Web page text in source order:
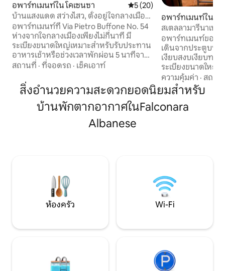
อพาร์ทเมนท์ใน โคเซนซา คะแนนเฉลี่ย 5 จาก 5, 20 รีวิว
5 (20)
บ้านแสงแดด สว่างไสว, ตั้งอยู่ใจกลางเมือง,
ของคุณ
อพาร์ทเมนท์ที่ Via Pietro Buffone No. 54
ห่างจากใจกลางเมืองเพียงไม่กี่นาที มี
ระเบียงขนาดใหญ่เหมาะสำหรับรับประทาน
อาหารเช้าหรือช่วงเวลาพักผ่อน 5 นาทีจาก
เทศบาลเมืองโคเซนซาและ 300 เมตรจาก
สะพานคาลาตราวา มีที่จอดรถส่วนตัวและ
ฟรีในอาคาร (ที่จอดรถพร้อมที่กั้นและ
กล้อง) และสิ่งอำนวยความสะดวกทั้งหมด:
Wi-Fi เร็ว เครื่องซักผ้า เครื่องล้างจาน ห้อง
ครัวพร้อมอุปกรณ์ และเครื่องปรับอากาศ
สถานที่ · ที่จอดรถ · เช็คเอาท์
อพาร์ทเมนท์ใน
abro
สเตลลามารีนาเทอ
อพาร์ทเมนท์ของ
เดินจากประตูบน
เงียบสงบเงียบทะ
ระเบียงขนาดใหญ่
อาหารเย็นหรือเ
หน้าไปทางวิวทะเ
อากาศ wi-fi เตียง
อุปกรณ์ครบครันเ
ผ่อนของคุณอย่าง
ความคุ้มค่า · สถาน
สิ่งอำนวยความสะดวกยอดนิยมสำหรับ
บ้านพักตากอากาศในFalconara
Albanese
ห้องครัว Wi-Fi